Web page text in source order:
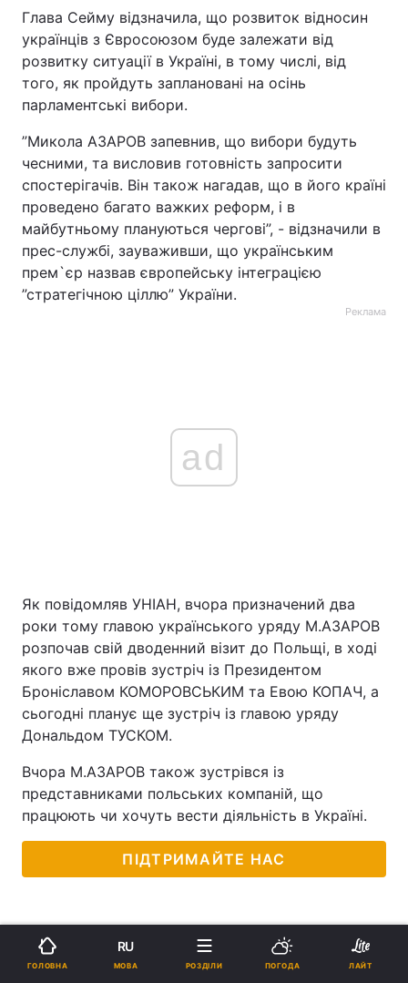
Глава Сейму відзначила, що розвиток відносин
українців з Євросоюзом буде залежати від
розвитку ситуації в Україні, в тому числі, від
того, як пройдуть заплановані на осінь
парламентські вибори.
”Микола АЗАРОВ запевнив, що вибори будуть
чесними, та висловив готовність запросити
спостерігачів. Він також нагадав, що в його країні
проведено багато важких реформ, і в
майбутньому плануються чергові”, - відзначили в
прес-службі, зауваживши, що українським
прем`єр назвав європейську інтеграцією
”стратегічною ціллю” України.
Реклама
ad
Як повідомляв УНІАН, вчора призначений два
роки тому главою українського уряду М.АЗАРОВ
розпочав свій дводенний візит до Польщі, в ході
якого вже провів зустріч із Президентом
Броніславом КОМОРОВСЬКИМ та Евою КОПАЧ, а
сьогодні планує ще зустріч із главою уряду
Дональдом ТУСКОМ.
Вчора М.АЗАРОВ також зустрівся із
представниками польських компаній, що
працюють чи хочуть вести діяльність в Україні.
ПІДТРИМАЙТЕ НАС
ГОЛОВНА
RU
МОВА РОЗДІЛИ ПОГОДА ЛАЙТ